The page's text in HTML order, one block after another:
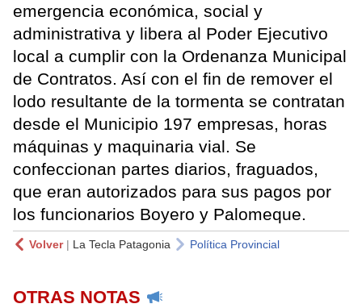
emergencia económica, social y
administrativa y libera al Poder Ejecutivo
local a cumplir con la Ordenanza Municipal
de Contratos. Así con el fin de remover el
lodo resultante de la tormenta se contratan
desde el Municipio 197 empresas, horas
máquinas y maquinaria vial. Se
confeccionan partes diarios, fraguados,
que eran autorizados para sus pagos por
los funcionarios Boyero y Palomeque.
Volver| La Tecla Patagonia Política Provincial
OTRAS NOTAS